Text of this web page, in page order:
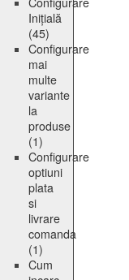
Inițială
(45)
Configurare
mai
multe
variante
la
produse
(1)
Configurare
optiuni
plata
si
livrare
comanda
(1)
Cum